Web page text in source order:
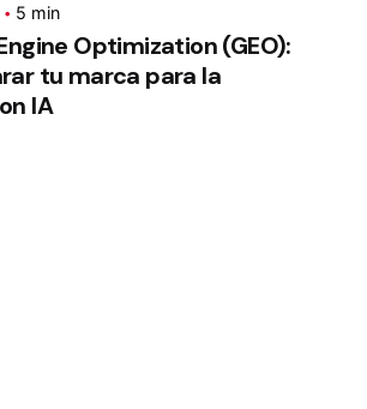
5 min
Optimization (GEO):
tu marca para la
IA